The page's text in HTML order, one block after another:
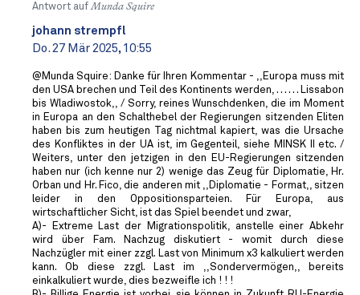
Antwort auf Munda Squire
johann strempfl
Do. 27 Mär 2025, 10:55
@Munda Squire: Danke für Ihren Kommentar - ,,Europa muss mit
den USA brechen und Teil des Kontinents werden, . . . . . . Lissabon
bis Wladiwostok,, / Sorry, reines Wunschdenken, die im Moment
in Europa an den Schalthebel der Regierungen sitzenden Eliten
haben bis zum heutigen Tag nichtmal kapiert, was die Ursache
des Konfliktes in der UA ist, im Gegenteil, siehe MINSK II etc. /
Weiters, unter den jetzigen in den EU-Regierungen sitzenden
haben nur (ich kenne nur 2) wenige das Zeug für Diplomatie, Hr.
Orban und Hr. Fico, die anderen mit ,,Diplomatie - Format,, sitzen
leider in den Oppositionsparteien. Für Europa, aus
wirtschaftlicher Sicht, ist das Spiel beendet und zwar,
A)- Extreme Last der Migrationspolitik, anstelle einer Abkehr
wird über Fam. Nachzug diskutiert - womit durch diese
Nachzügler mit einer zzgl. Last von Minimum x3 kalkuliert werden
kann. Ob diese zzgl. Last im ,,Sondervermögen,, bereits
einkalkuliert wurde, dies bezweifle ich ! ! !